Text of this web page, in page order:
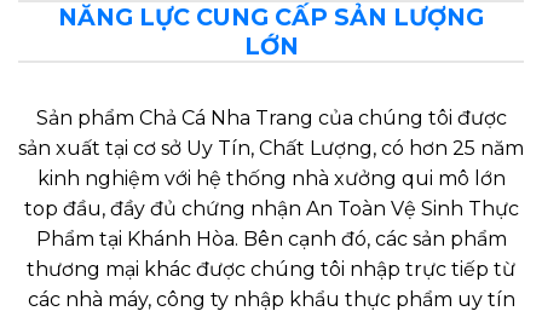
NĂNG LỰC CUNG CẤP SẢN LƯỢNG
LỚN
Sản phẩm Chả Cá Nha Trang của chúng tôi được
sản xuất tại cơ sở Uy Tín, Chất Lượng, có hơn 25 năm
kinh nghiệm với hệ thống nhà xưởng qui mô lớn
top đầu, đầy đủ chứng nhận An Toàn Vệ Sinh Thực
Phẩm tại Khánh Hòa. Bên cạnh đó, các sản phẩm
thương mại khác được chúng tôi nhập trực tiếp từ
các nhà máy, công ty nhập khẩu thực phẩm uy tín